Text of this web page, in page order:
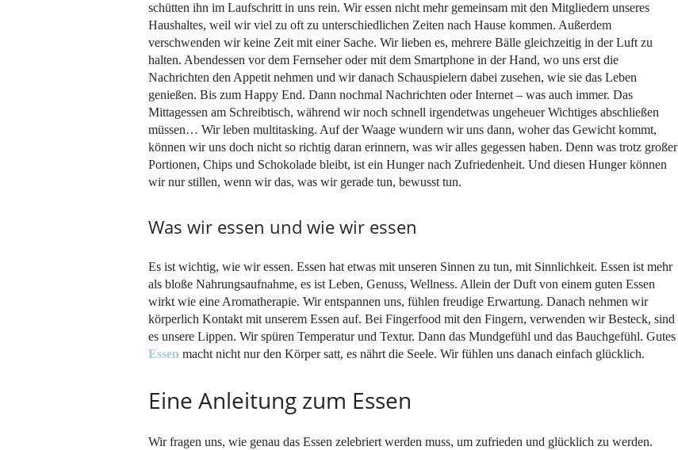
schütten ihn im Laufschritt in uns rein. Wir essen nicht mehr gemeinsam mit den Mitgliedern unseres
Haushaltes, weil wir viel zu oft zu unterschiedlichen Zeiten nach Hause kommen. Außerdem
verschwenden wir keine Zeit mit einer Sache. Wir lieben es, mehrere Bälle gleichzeitig in der Luft zu
halten. Abendessen vor dem Fernseher oder mit dem Smartphone in der Hand, wo uns erst die
Nachrichten den Appetit nehmen und wir danach Schauspielern dabei zusehen, wie sie das Leben
genießen. Bis zum Happy End. Dann nochmal Nachrichten oder Internet – was auch immer. Das
Mittagessen am Schreibtisch, während wir noch schnell irgendetwas ungeheuer Wichtiges abschließen
müssen… Wir leben multitasking. Auf der Waage wundern wir uns dann, woher das Gewicht kommt,
können wir uns doch nicht so richtig daran erinnern, was wir alles gegessen haben. Denn was trotz großer
Portionen, Chips und Schokolade bleibt, ist ein Hunger nach Zufriedenheit. Und diesen Hunger können
wir nur stillen, wenn wir das, was wir gerade tun, bewusst tun.
Was wir essen und wie wir essen
Es ist wichtig, wie wir essen. Essen hat etwas mit unseren Sinnen zu tun, mit Sinnlichkeit. Essen ist mehr
als bloße Nahrungsaufnahme, es ist Leben, Genuss, Wellness. Allein der Duft von einem guten Essen
wirkt wie eine Aromatherapie. Wir entspannen uns, fühlen freudige Erwartung. Danach nehmen wir
körperlich Kontakt mit unserem Essen auf. Bei Fingerfood mit den Fingern, verwenden wir Besteck, sind
es unsere Lippen. Wir spüren Temperatur und Textur. Dann das Mundgefühl und das Bauchgefühl. Gutes
Essen macht nicht nur den Körper satt, es nährt die Seele. Wir fühlen uns danach einfach glücklich.
Eine Anleitung zum Essen
Wir fragen uns, wie genau das Essen zelebriert werden muss, um zufrieden und glücklich zu werden.